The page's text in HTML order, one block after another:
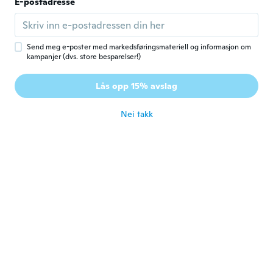
D Denise
Ble med i 2021 · 82 omtaler
Mari
Ble med i 2021 · 11 omtaler
Send meg e-poster med markedsføringsmateriell og informasjon om
kampanjer (dvs. store besparelser!)
Lås opp 15% avslag
Nei takk